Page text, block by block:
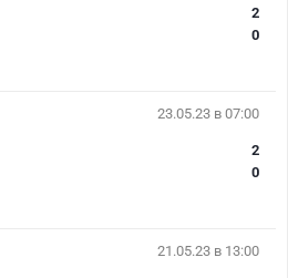
2
0
23.05.23 в 07:00
2
0
21.05.23 в 13:00